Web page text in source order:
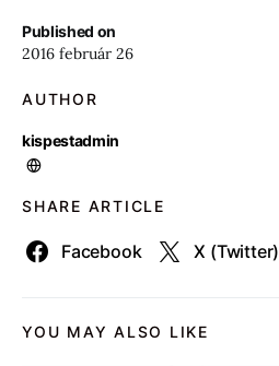
Published on
2016 február 26
AUTHOR
kispestadmin
SHARE ARTICLE
Facebook X (Twitter)
YOU MAY ALSO LIKE